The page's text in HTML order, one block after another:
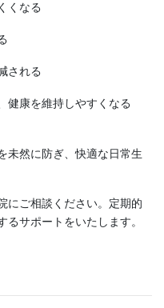
くなる
される
健康を維持しやすくなる
未然に防ぎ、快適な日常生
にご相談ください。定期的
サポートをいたします。